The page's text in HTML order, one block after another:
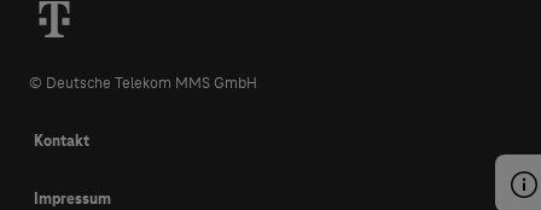
© Deutsche Telekom MMS GmbH
Kontakt
Impressum